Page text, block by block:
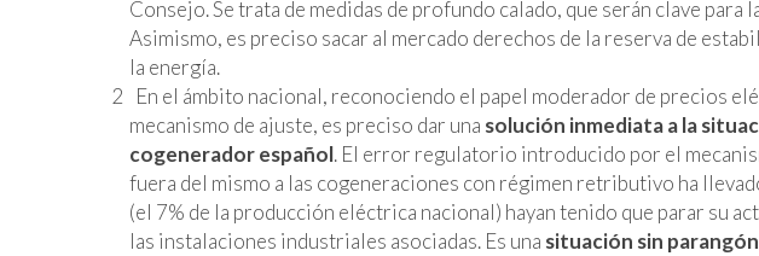
Consejo. Se trata de medidas de profundo calado, que serán clave para
Asimismo, es preciso sacar al mercado derechos de la reserva de
la energía.
En el ámbito nacional, reconociendo el papel moderador de precios
mecanismo de ajuste, es preciso dar una solución inmediata a la
cogenerador español. El error regulatorio introducido por el
fuera del mismo a las cogeneraciones con régimen retributivo ha
(el 7% de la producción eléctrica nacional) hayan tenido que parar su
las instalaciones industriales asociadas. Es una situación sin